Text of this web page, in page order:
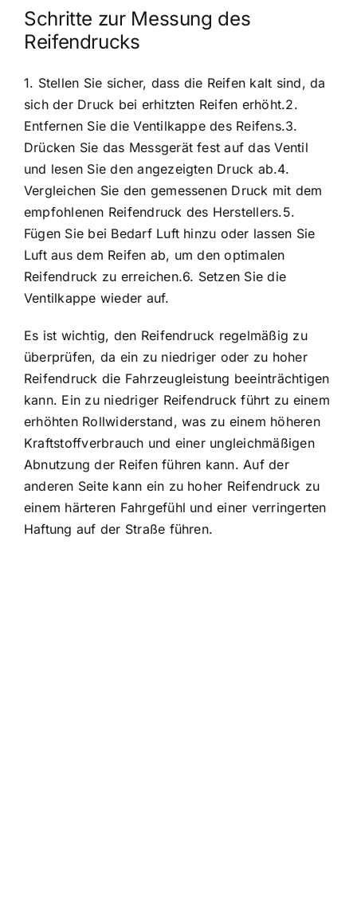
Schritte zur Messung des
Reifendrucks
1. Stellen Sie sicher, dass die Reifen kalt sind, da
sich der Druck bei erhitzten Reifen erhöht.2.
Entfernen Sie die Ventilkappe des Reifens.3.
Drücken Sie das Messgerät fest auf das Ventil
und lesen Sie den angezeigten Druck ab.4.
Vergleichen Sie den gemessenen Druck mit dem
empfohlenen Reifendruck des Herstellers.5.
Fügen Sie bei Bedarf Luft hinzu oder lassen Sie
Luft aus dem Reifen ab, um den optimalen
Reifendruck zu erreichen.6. Setzen Sie die
Ventilkappe wieder auf.
Es ist wichtig, den Reifendruck regelmäßig zu
überprüfen, da ein zu niedriger oder zu hoher
Reifendruck die Fahrzeugleistung beeinträchtigen
kann. Ein zu niedriger Reifendruck führt zu einem
erhöhten Rollwiderstand, was zu einem höheren
Kraftstoffverbrauch und einer ungleichmäßigen
Abnutzung der Reifen führen kann. Auf der
anderen Seite kann ein zu hoher Reifendruck zu
einem härteren Fahrgefühl und einer verringerten
Haftung auf der Straße führen.